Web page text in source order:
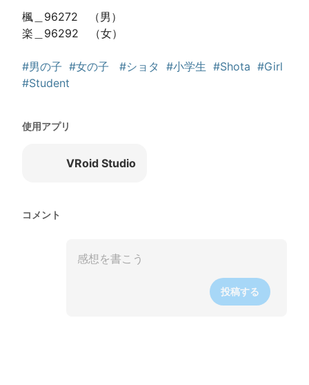
楓＿96272　（男）
楽＿96292　（女）
#男の子 #女の子 #ショタ #小学生 #Shota #Girl
#Student
使用アプリ
VRoid Studio
コメント
投稿する